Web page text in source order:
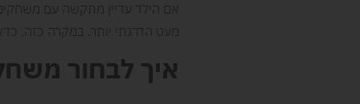
אם הילד עדיין מתקשה עם משחקים
מעט הדרגתי יותר. במקרה כזה,
איך לבחור משחק